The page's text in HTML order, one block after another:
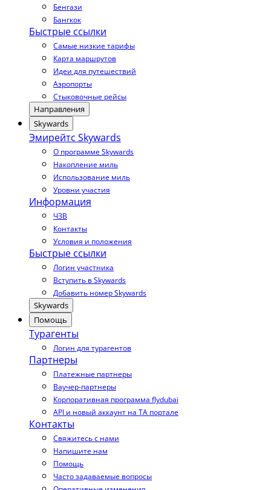
Бенгази
Бангкок
Быстрые ссылки
Самые низкие тарифы
Карта маршрутов
Идеи для путешествий
Аэропорты
Стыковочные рейсы
Направления
Skywards
Эмирейтс Skywards
О программе Skywards
Накопление миль
Использование миль
Уровни участия
Информация
ЧЗВ
Контакты
Условия и положения
Быстрые ссылки
Логин участника
Вступить в Skywards
Добавить номер Skywards
Skywards
Помощь
Турагенты
Логин для турагентов
Партнеры
Платежные партнеры
Ваучер-партнеры
Корпоративная программа flydubai
API и новый аккаунт на TA портале
Контакты
Свяжитесь с нами
Напишите нам
Помощь
Часто задаваемые вопросы